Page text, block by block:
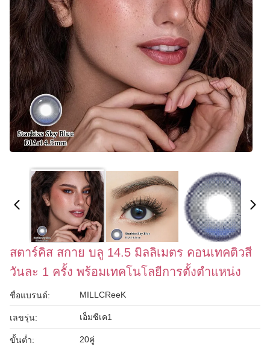
สตาร์คิส สกาย บลู 14.5 มิลลิเมตร คอนเทคติวสี
วันละ 1 ครั้ง พร้อมเทคโนโลยีการตั้งตําแหน่ง
ชื่อแบรนด์: MILLCReeK
เลขรุ่น: เอ็มซีเค1
ขั้นต่ำ: 20คู่